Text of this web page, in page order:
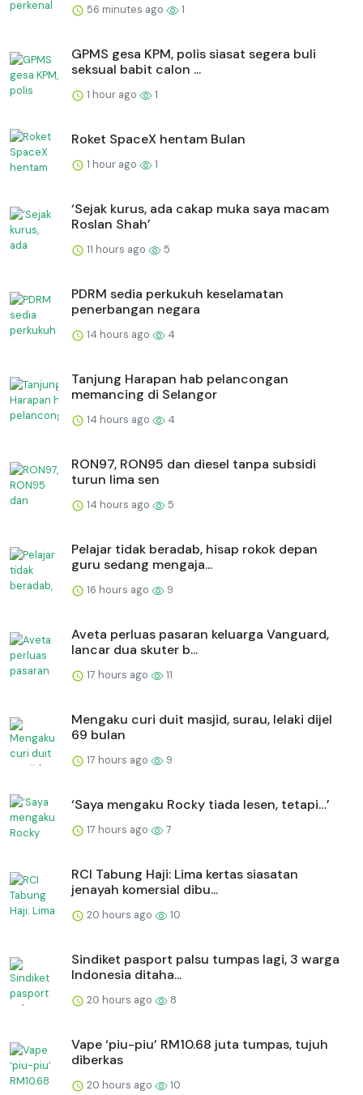
56 minutes ago 1
GPMS gesa KPM, polis siasat segera buli
seksual babit calon ...
1 hour ago 1
Roket SpaceX hentam Bulan
1 hour ago 1
‘Sejak kurus, ada cakap muka saya macam
Roslan Shah’
11 hours ago 5
PDRM sedia perkukuh keselamatan
penerbangan negara
14 hours ago 4
Tanjung Harapan hab pelancongan
memancing di Selangor
14 hours ago 4
RON97, RON95 dan diesel tanpa subsidi
turun lima sen
14 hours ago 5
Pelajar tidak beradab, hisap rokok depan
guru sedang mengaja...
16 hours ago 9
Aveta perluas pasaran keluarga Vanguard,
lancar dua skuter b...
17 hours ago 11
Mengaku curi duit masjid, surau, lelaki dijel
69 bulan
17 hours ago 9
‘Saya mengaku Rocky tiada lesen, tetapi…’
17 hours ago 7
RCI Tabung Haji: Lima kertas siasatan
jenayah komersial dibu...
20 hours ago 10
Sindiket pasport palsu tumpas lagi, 3 warga
Indonesia ditaha...
20 hours ago 8
Vape ‘piu-piu’ RM10.68 juta tumpas, tujuh
diberkas
20 hours ago 10